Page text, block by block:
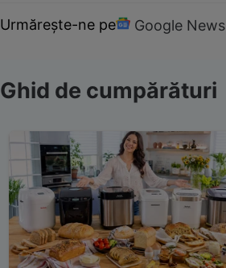
Urmărește-ne pe Google News
Ghid de cumpărături